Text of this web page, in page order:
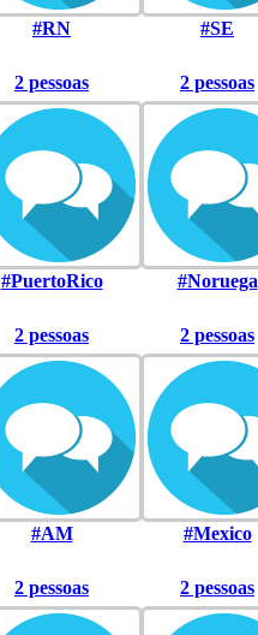
#RN #SE
2 pessoas
#PuertoRico
2 pessoas
#Noruega
2 pessoas
#AM
2 pessoas
#Mexico
2 pessoas 2 pessoas